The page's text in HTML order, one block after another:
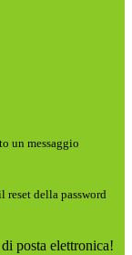
un messaggio
reset della password
posta elettronica!